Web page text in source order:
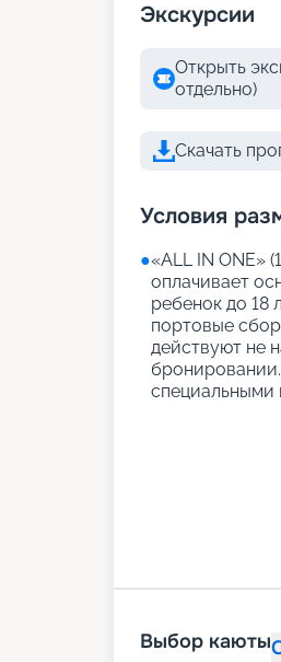
Экскурсии
Открыть
отдельно)
Скачать
Условия
●«АLL IN ONE»
оплачивает
ребенок до 18
портовые
действуют не
специальными
Выбор каюты